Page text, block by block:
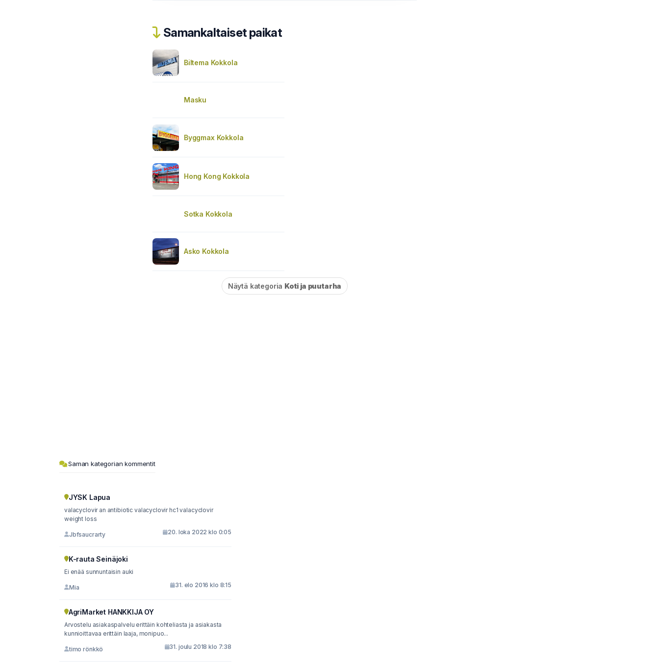
Samankaltaiset paikat
Biltema Kokkola
Masku
Byggmax Kokkola
Hong Kong Kokkola
Sotka Kokkola
Asko Kokkola
Näytä kategoria Koti ja puutarha
Saman kategorian kommentit
JYSK Lapua
valacyclovir an antibiotic valacyclovir hc1 valacyclovir
weight loss
Jbfsaucrarty 20. loka 2022 klo 0:05
K-rauta Seinäjoki
Ei enää sunnuntaisin auki
Mia 31. elo 2016 klo 8:15
AgriMarket HANKKIJA OY
Arvostelu asiakaspalvelu erittäin kohteliasta ja asiakasta
kunnioittavaa erittäin laaja, monipuo...
timo rönkkö 31. joulu 2018 klo 7:38